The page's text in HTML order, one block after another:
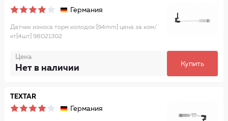
Германия
Датчик износа торм.колодок [94mm] цена за ком/
кт[4шт] 98021302
Цена
Нет в наличии Купить
TEXTAR
Германия